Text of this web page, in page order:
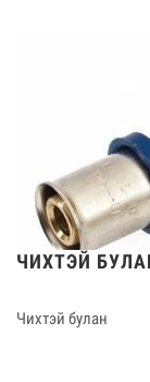
ЧИХТЭЙ
Чихтэй булан